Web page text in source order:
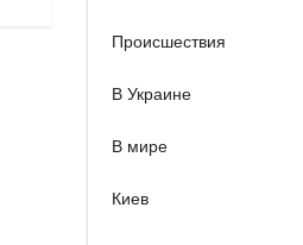
Происшествия
В Украине
В мире
Киев